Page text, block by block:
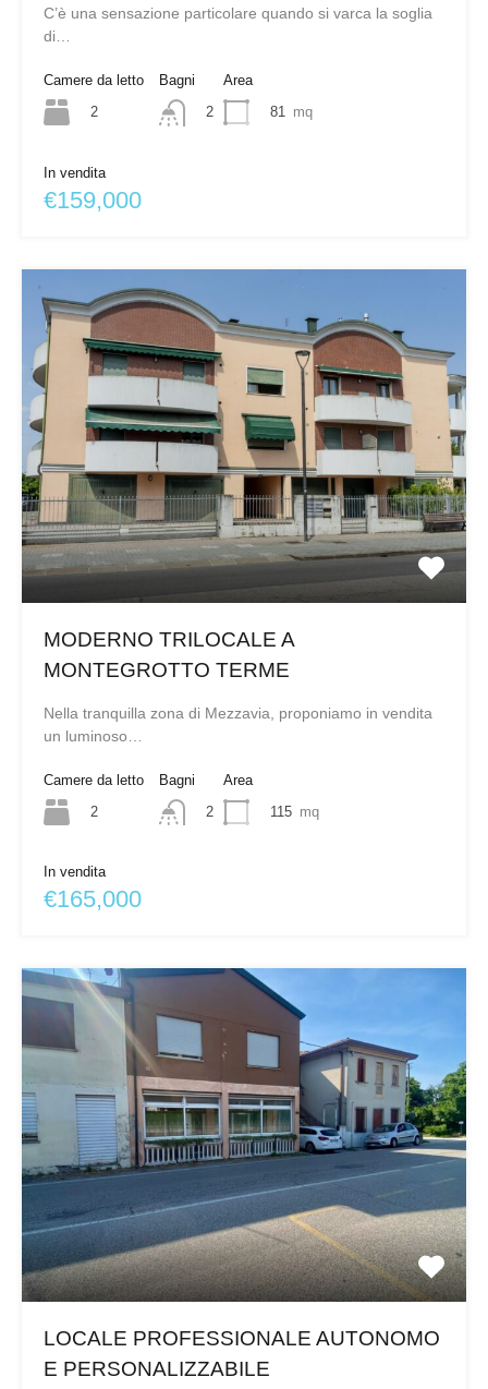
C’è una sensazione particolare quando si varca la soglia
di…
Camere da letto
2
Bagni
2
Area
81 mq
In vendita
€159,000
MODERNO TRILOCALE A
MONTEGROTTO TERME
Nella tranquilla zona di Mezzavia, proponiamo in vendita
un luminoso…
Camere da letto
2
Bagni
2
Area
115 mq
In vendita
€165,000
LOCALE PROFESSIONALE AUTONOMO
E PERSONALIZZABILE